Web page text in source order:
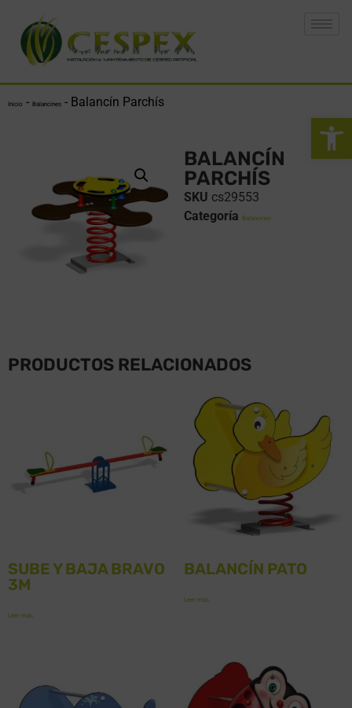
Abrir
Inicio - Balancines - Balancín Parchís
BALANCÍN
PARCHÍS
SKU cs29553
Categoría
Balancines
PRODUCTOS RELACIONADOS
SUBE Y BAJA BRAVO
3M
Leer más
BALANCÍN PATO
Leer más